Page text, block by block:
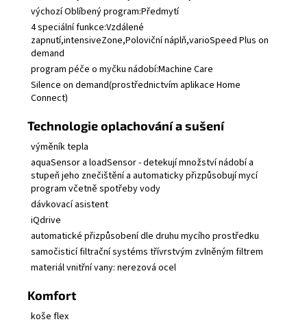
výchozí Oblíbený program:Předmytí
4 speciální funkce:Vzdálené
zapnutí,intensiveZone,Poloviční náplň,varioSpeed Plus on
demand
program péče o myčku nádobí:Machine Care
Silence on demand(prostřednictvím aplikace Home
Connect)
Technologie oplachování a sušení
výměník tepla
aquaSensor a loadSensor - detekují množství nádobí a
stupeň jeho znečištění a automaticky přizpůsobují mycí
program včetně spotřeby vody
dávkovací asistent
iQdrive
automatické přizpůsobení dle druhu mycího prostředku
samočisticí filtrační systéms třívrstvým zvlněným filtrem
materiál vnitřní vany: nerezová ocel
Komfort
koše flex